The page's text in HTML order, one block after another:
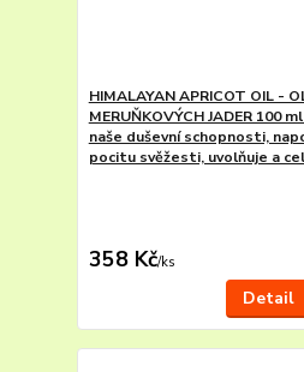
HIMALAYAN APRICOT OIL -
MERUŇKOVÝCH JADER 100
naše duševní schopnosti,
pocitu svěžesti, uvolňuje a
358 Kč/ks
Detail